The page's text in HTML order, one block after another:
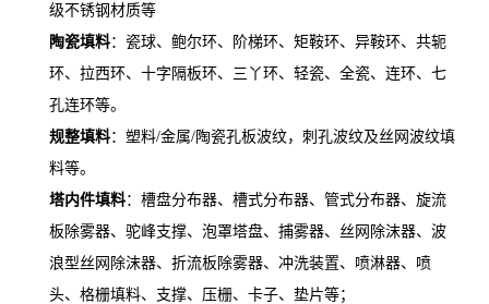
级不锈钢材质等
陶瓷填料：瓷球、鲍尔环、阶梯环、矩鞍环、异鞍环、共轭
环、拉西环、十字隔板环、三丫环、轻瓷、全瓷、连环、七
孔连环等。
规整填料：塑料/金属/陶瓷孔板波纹，刺孔波纹及丝网波纹填
料等。
塔内件填料：槽盘分布器、槽式分布器、管式分布器、旋流
板除雾器、驼峰支撑、泡罩塔盘、捕雾器、丝网除沫器、波
浪型丝网除沫器、折流板除雾器、冲洗装置、喷淋器、喷
头、格栅填料、支撑、压栅、卡子、垫片等；